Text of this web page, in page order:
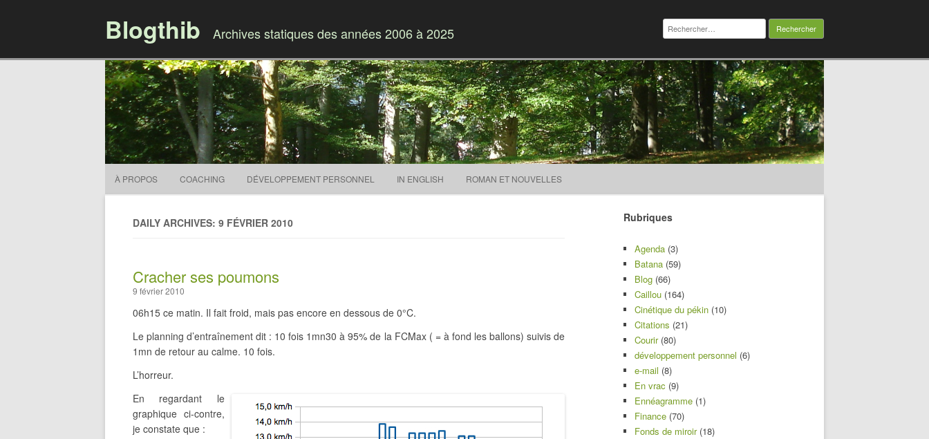
Blogthib Archives statiques des années 2006 à 2025
Rechercher :
À PROPOS COACHING DÉVELOPPEMENT PERSONNEL IN ENGLISH ROMAN ET NOUVELLES
DAILY ARCHIVES: 9 FÉVRIER 2010
Cracher ses poumons
9 février 2010
06h15 ce matin. Il fait froid, mais pas encore en dessous de 0°C.
Le planning d’entraînement dit : 10 fois 1mn30 à 95% de la FCMax ( = à fond les ballons) suivis de
1mn de retour au calme. 10 fois.
L’horreur.
En regardant le
graphique ci-contre,
je constate que :
Rubriques
Agenda (3)
Batana (59)
Blog (66)
Caillou (164)
Cinétique du pékin (10)
Citations (21)
Courir(80)
développement personnel (6)
e-mail (8)
En vrac (9)
Ennéagramme (1)
Finance (70)
Fonds de miroir(18)